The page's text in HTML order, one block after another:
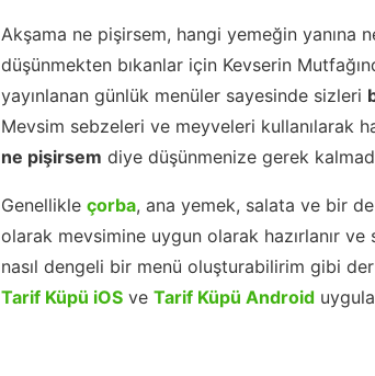
Akşama ne pişirsem, hangi yemeğin yanına
düşünmekten bıkanlar için Kevserin
yayınlanan günlük menüler sayesinde sizleri
Mevsim sebzeleri ve meyveleri kullanılarak
ne pişirsem diye düşünmenize gerek
Genellikle çorba, ana yemek, salata ve bir
olarak mevsimine uygun olarak hazırlanır
nasıl dengeli bir menü oluşturabilirim gibi
Tarif Küpü iOS ve Tarif Küpü Android